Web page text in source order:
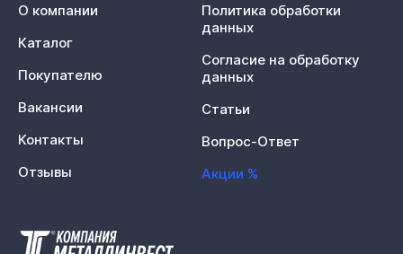
О компании
Каталог
Покупателю
Вакансии
Контакты
Отзывы
Политика обработки
данных
Согласие на обработку
данных
Статьи
Вопрос-Ответ
Акции %